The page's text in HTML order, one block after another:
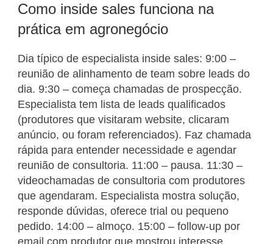
Como inside sales funciona na
prática em agronegócio
Dia típico de especialista inside sales: 9:00 –
reunião de alinhamento de team sobre leads do
dia. 9:30 – começa chamadas de prospecção.
Especialista tem lista de leads qualificados
(produtores que visitaram website, clicaram
anúncio, ou foram referenciados). Faz chamada
rápida para entender necessidade e agendar
reunião de consultoria. 11:00 – pausa. 11:30 –
videochamadas de consultoria com produtores
que agendaram. Especialista mostra solução,
responde dúvidas, oferece trial ou pequeno
pedido. 14:00 – almoço. 15:00 – follow-up por
email com produtor que mostrou interesse.